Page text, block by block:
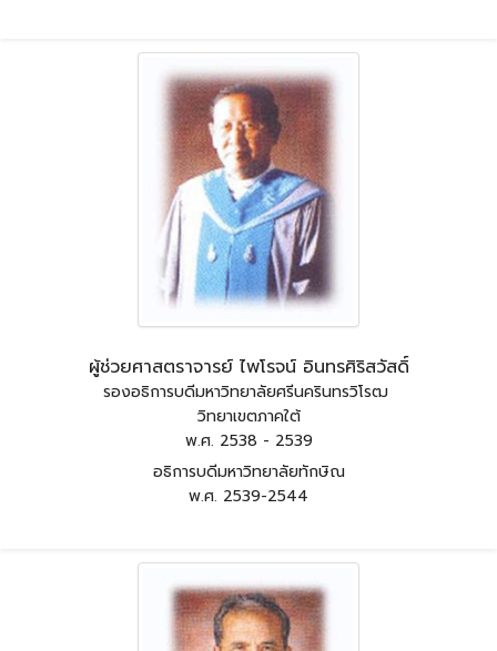
ผู้ช่วยศาสตราจารย์ ไพโรจน์ อินทรศิริสวัสดิ์
รองอธิการบดีมหาวิทยาลัยศรีนครินทรวิโรฒ
วิทยาเขตภาคใต้
พ.ศ. 2538 - 2539
อธิการบดีมหาวิทยาลัยทักษิณ
พ.ศ. 2539-2544